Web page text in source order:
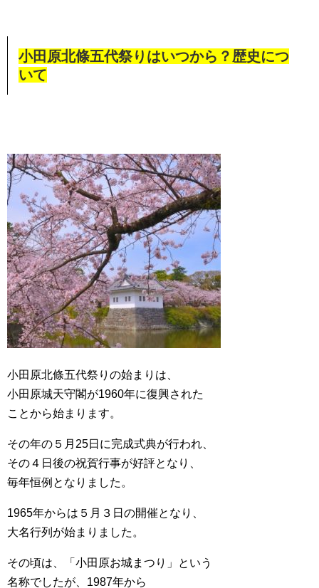
小田原北條五代祭りはいつから？歴史につ
いて
小田原北條五代祭りの始まりは、
小田原城天守閣が1960年に復興された
ことから始まります。
その年の５月25日に完成式典が行われ、
その４日後の祝賀行事が好評となり、
毎年恒例となりました。
1965年からは５月３日の開催となり、
大名行列が始まりました。
その頃は、「小田原お城まつり」という
名称でしたが、1987年から